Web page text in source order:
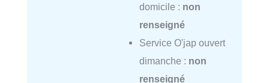
domicile : non
renseigné
Service O'jap ouvert
dimanche : non
renseigné